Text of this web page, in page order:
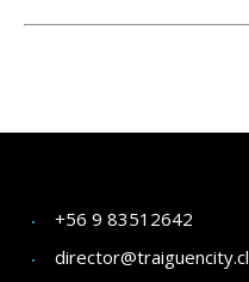
+56 9 83512642
director@traiguencity.cl